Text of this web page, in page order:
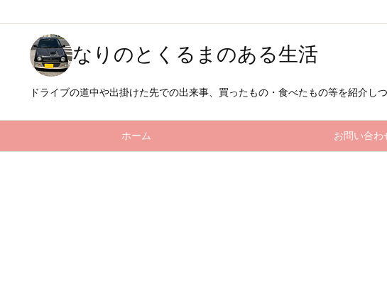
なりのとくるまのある生活
ドライブの道中や出掛けた先での出来事、買ったもの・食べたもの等を紹介し
ホーム お問い合わ